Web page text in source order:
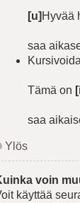
[u] Hyvää
saa
Tämä on
saa
Ylös
voin
käyttää